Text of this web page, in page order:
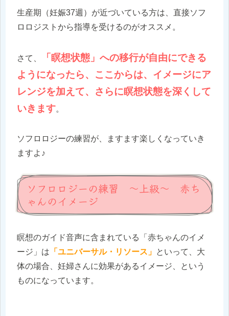
生産期（妊娠37週）が近づいている方は、直接ソフ
ロロジストから指導を受けるのがオススメ。
さて、
「瞑想状態」への移行が自由にできる
ようになったら、ここからは、イメージにア
レンジを加えて、さらに瞑想状態を深くして
いきます。
ソフロロジーの練習が、ますます楽しくなっていき
ますよ♪
ソフロロジーの練習 ～上級～ 赤ち
ゃんのイメージ
瞑想のガイド音声に含まれている「赤ちゃんのイメ
ージ」は 「ユニバーサル・リソース」 といって、大
体の場合、妊婦さんに効果があるイメージ、という
ものになっています。